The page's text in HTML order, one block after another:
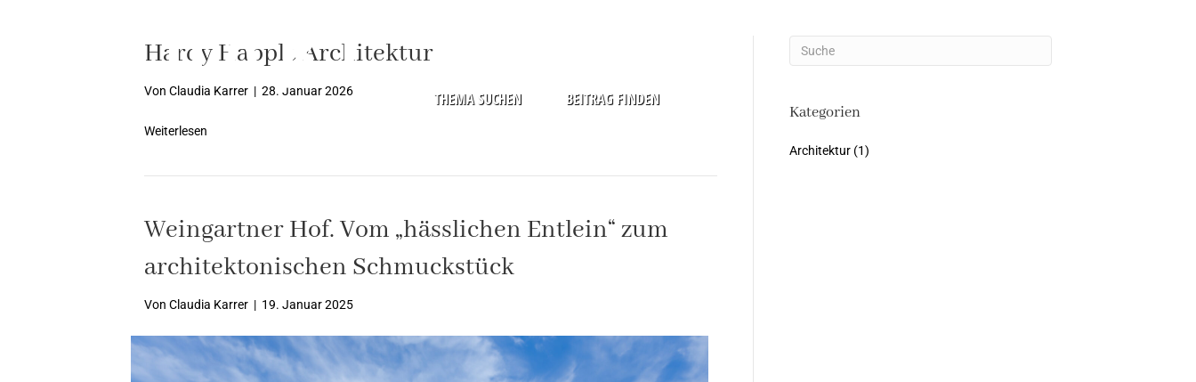
THEMA SUCHEN BEITRAG FINDEN
Hardy Happle Architektur
Von Claudia Karrer | 28. Januar 2026
Weiterlesen
Weingartner Hof. Vom „hässlichen Entlein“ zum
architektonischen Schmuckstück
Von Claudia Karrer | 19. Januar 2025
Kategorien
Architektur (1)